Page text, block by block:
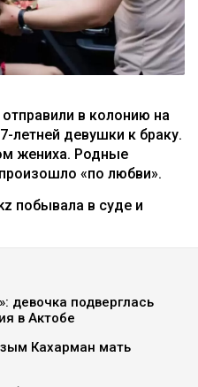
в колонию на
летней девушки к браку.
жениха. Родные
«по любви».
побывала в суде и
девочка подверглась
в Актобе
Кахарман мать